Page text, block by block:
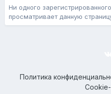
Ни одного
просматривает данную
Политика